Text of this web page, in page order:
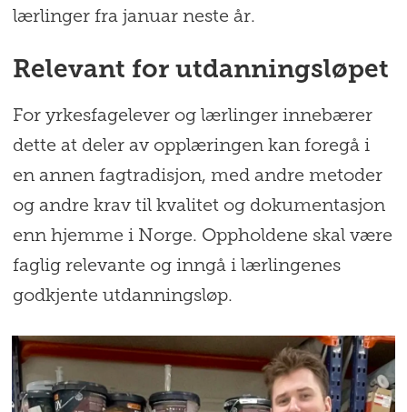
lærlinger fra januar neste år.
Relevant for utdanningsløpet
For yrkesfagelever og lærlinger innebærer
dette at deler av opplæringen kan foregå i
en annen fagtradisjon, med andre metoder
og andre krav til kvalitet og dokumentasjon
enn hjemme i Norge. Oppholdene skal være
faglig relevante og inngå i lærlingenes
godkjente utdanningsløp.